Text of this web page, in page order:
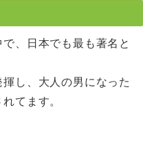
、日本でも最も著名と
し、大人の男になった
てます。